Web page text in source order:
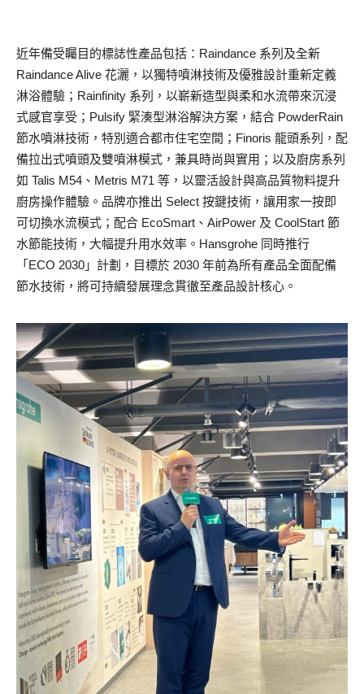
近年備受矚目的標誌性產品包括：Raindance 系列及全新
Raindance Alive 花灑，以獨特噴淋技術及優雅設計重新定義
淋浴體驗；Rainfinity 系列，以嶄新造型與柔和水流帶來沉浸
式感官享受；Pulsify 緊湊型淋浴解決方案，結合 PowderRain
節水噴淋技術，特別適合都市住宅空間；Finoris 龍頭系列，配
備拉出式噴頭及雙噴淋模式，兼具時尚與實用；以及廚房系列
如 Talis M54、Metris M71 等，以靈活設計與高品質物料提升
廚房操作體驗。品牌亦推出 Select 按鍵技術，讓用家一按即
可切換水流模式；配合 EcoSmart、AirPower 及 CoolStart 節
水節能技術，大幅提升用水效率。Hansgrohe 同時推行
「ECO 2030」計劃，目標於 2030 年前為所有產品全面配備
節水技術，將可持續發展理念貫徹至產品設計核心。